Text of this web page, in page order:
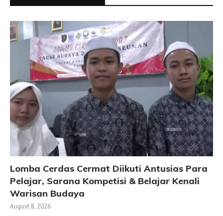
Lomba Cerdas Cermat Diikuti Antusias Para
Pelajar, Sarana Kompetisi & Belajar Kenali
Warisan Budaya
August 8, 2026